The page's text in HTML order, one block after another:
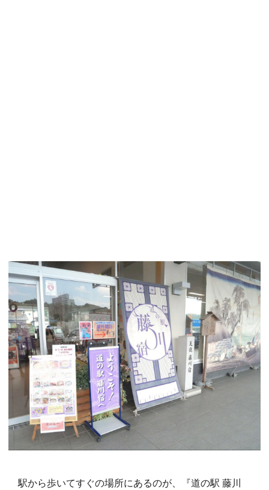
駅から歩いてすぐの場所にあるのが、『道の駅 藤川